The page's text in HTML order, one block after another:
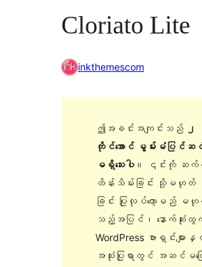
Cloriato Lite
inkthemescom
ဤအခင်းအကျင်းသည်
၂
တိုင်အောင် မွမ်းမံပြင်ဆင်ထ
မရှိသေးပါ။ ၎င်းကို ဆ
ထိန်းသိမ်းခြင်း သို့မဟုတ်
ခြင်း ပြုလုပ်တော့မည်
သည့်အပြင်၊ နောက်ဆုံးထွ
WordPress ဗားရှင်းမျ
အသုံးပြုရာတွင် အဆင်မပြေ